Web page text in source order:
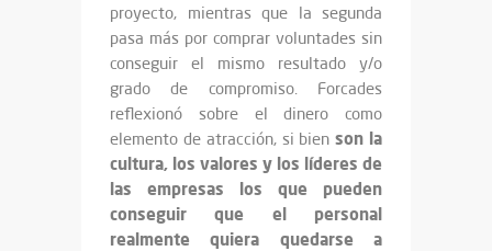
proyecto, mientras que la segunda
pasa más por comprar voluntades sin
conseguir el mismo resultado y/o
grado de compromiso. Forcades
reflexionó sobre el dinero como
elemento de atracción, si bienson la
cultura, los valores y los líderes de
las empresas los que pueden
conseguir que el personal
realmente quiera quedarse a